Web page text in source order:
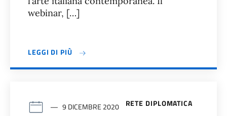
webinar, […]
LEGGI DI PIÙ
RETE DIPLOMATICA
9 DICEMBRE 2020